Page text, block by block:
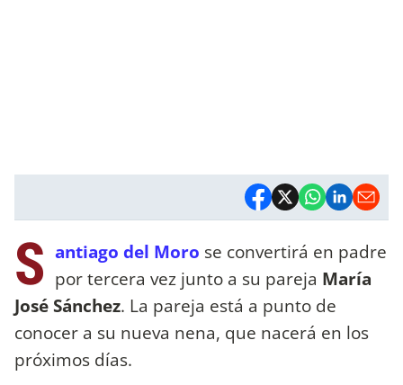
S antiago del Moro se convertirá en padre
por tercera vez junto a su pareja María
José Sánchez. La pareja está a punto de
conocer a su nueva nena, que nacerá en los
próximos días.